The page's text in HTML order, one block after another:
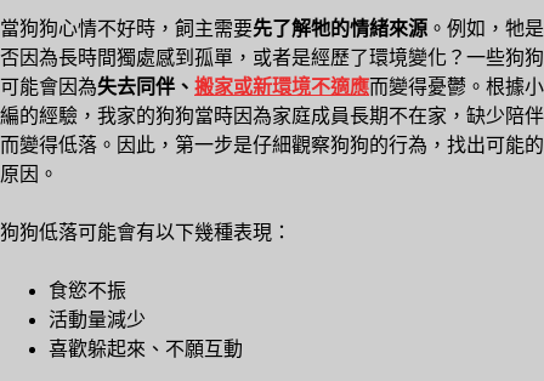
當狗狗心情不好時，飼主需要先了解牠的情緒來源 。例如，牠是
否因為長時間獨處感到孤單，或者是經歷了環境變化？一些狗狗
可能會因為失去同伴、 搬家或新環境不適應而變得憂鬱。根據小
編的經驗，我家的狗狗當時因為家庭成員長期不在家，缺少陪伴
而變得低落。因此，第一步是仔細觀察狗狗的行為，找出可能的
原因。
狗狗低落可能會有以下幾種表現：
食慾不振
活動量減少
喜歡躲起來、不願互動